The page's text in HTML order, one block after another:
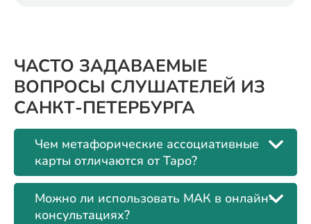
ЧАСТО ЗАДАВАЕМЫЕ
ВОПРОСЫ СЛУШАТЕЛЕЙ ИЗ
САНКТ-ПЕТЕРБУРГА
Чем метафорические ассоциативные
карты отличаются от Таро?
Можно ли использовать МАК в онлайн-
консультациях?